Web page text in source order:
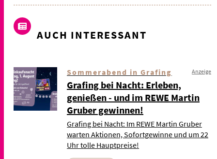
AUCH INTERESSANT
Sommerabend in Grafing Anzeige
Grafing bei Nacht: Erleben,
genießen - und im REWE Martin
Gruber gewinnen!
Grafing bei Nacht: Im REWE Martin Gruber
warten Aktionen, Sofortgewinne und um 22
Uhr tolle Hauptpreise!